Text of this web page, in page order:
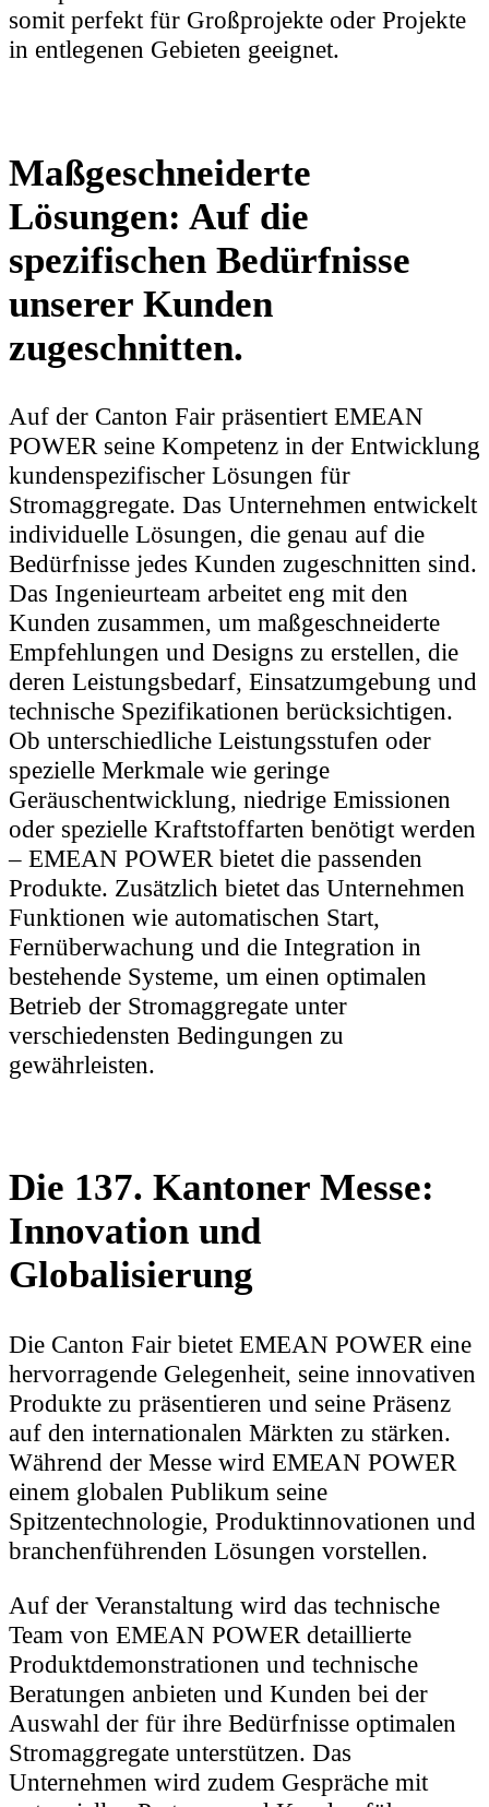
somit perfekt für Großprojekte oder Projekte
in entlegenen Gebieten geeignet.
Maßgeschneiderte
Lösungen: Auf die
spezifischen Bedürfnisse
unserer Kunden
zugeschnitten.
Auf der Canton Fair präsentiert EMEAN
POWER seine Kompetenz in der Entwicklung
kundenspezifischer Lösungen für
Stromaggregate. Das Unternehmen entwickelt
individuelle Lösungen, die genau auf die
Bedürfnisse jedes Kunden zugeschnitten sind.
Das Ingenieurteam arbeitet eng mit den
Kunden zusammen, um maßgeschneiderte
Empfehlungen und Designs zu erstellen, die
deren Leistungsbedarf, Einsatzumgebung und
technische Spezifikationen berücksichtigen.
Ob unterschiedliche Leistungsstufen oder
spezielle Merkmale wie geringe
Geräuschentwicklung, niedrige Emissionen
oder spezielle Kraftstoffarten benötigt werden
– EMEAN POWER bietet die passenden
Produkte. Zusätzlich bietet das Unternehmen
Funktionen wie automatischen Start,
Fernüberwachung und die Integration in
bestehende Systeme, um einen optimalen
Betrieb der Stromaggregate unter
verschiedensten Bedingungen zu
gewährleisten.
Die 137. Kantoner Messe:
Innovation und
Globalisierung
Die Canton Fair bietet EMEAN POWER eine
hervorragende Gelegenheit, seine innovativen
Produkte zu präsentieren und seine Präsenz
auf den internationalen Märkten zu stärken.
Während der Messe wird EMEAN POWER
einem globalen Publikum seine
Spitzentechnologie, Produktinnovationen und
branchenführenden Lösungen vorstellen.
Auf der Veranstaltung wird das technische
Team von EMEAN POWER detaillierte
Produktdemonstrationen und technische
Beratungen anbieten und Kunden bei der
Auswahl der für ihre Bedürfnisse optimalen
Stromaggregate unterstützen. Das
Unternehmen wird zudem Gespräche mit